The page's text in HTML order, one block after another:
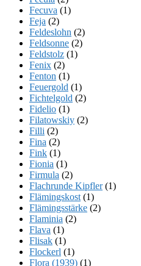
Fecuva (1)
Feja (2)
Feldeslohn (2)
Feldsonne (2)
Feldstolz (1)
Fenix (2)
Fenton (1)
Feuergold (1)
Fichtelgold (2)
Fidelio (1)
Filatowskiy (2)
Filli (2)
Fina (2)
Fink (1)
Fionia (1)
Firmula (2)
Flachrunde Kipfler(1)
Flämingskost (1)
Flämingsstärke (2)
Flaminia (2)
Flava (1)
Flisak (1)
Flockerl (1)
Flora (1939) (1)